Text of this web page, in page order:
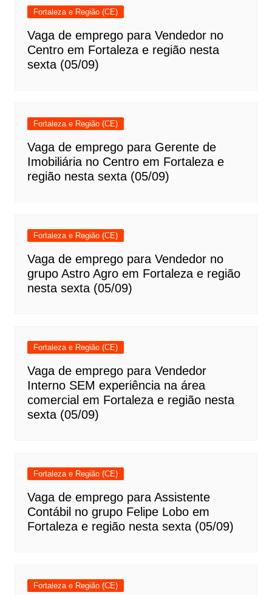
Fortaleza e Região (CE)
Vaga de emprego para Vendedor no
Centro em Fortaleza e região nesta
sexta (05/09)
Fortaleza e Região (CE)
Vaga de emprego para Gerente de
Imobiliária no Centro em Fortaleza e
região nesta sexta (05/09)
Fortaleza e Região (CE)
Vaga de emprego para Vendedor no
grupo Astro Agro em Fortaleza e região
nesta sexta (05/09)
Fortaleza e Região (CE)
Vaga de emprego para Vendedor
Interno SEM experiência na área
comercial em Fortaleza e região nesta
sexta (05/09)
Fortaleza e Região (CE)
Vaga de emprego para Assistente
Contábil no grupo Felipe Lobo em
Fortaleza e região nesta sexta (05/09)
Fortaleza e Região (CE)